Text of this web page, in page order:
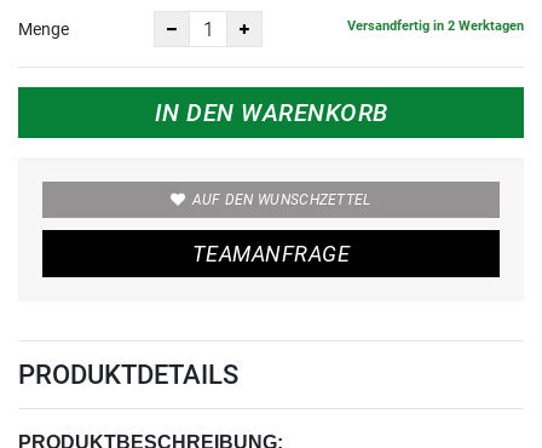
Menge Versandfertig in 2 Werktagen
IN DEN WARENKORB
AUF DEN WUNSCHZETTEL
TEAMANFRAGE
PRODUKTDETAILS
PRODUKTBESCHREIBUNG: